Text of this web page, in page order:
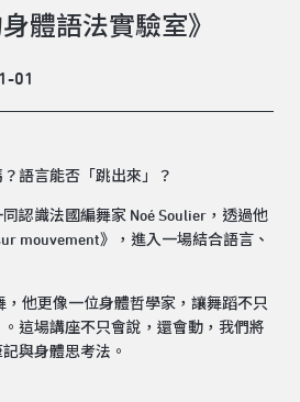
體語法實驗室》
01
語言能否「跳出來」？
認識法國編舞家 Noé Soulier，透過他
mouvement》，進入一場結合語言、
，他更像一位身體哲學家，讓舞蹈不只
這場講座不只會說，還會動，我們將
與身體思考法。